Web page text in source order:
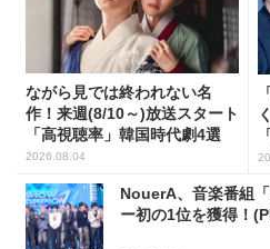
ながら見では終われない名
作！来週(8/10～)放送スタート
「高視聴率」韓国時代劇4選
2026.08.04
NouerA、音楽番組
ー初の1位を獲得！